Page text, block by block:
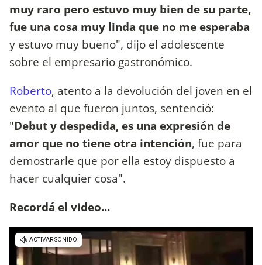
muy raro pero estuvo muy bien de su parte,
fue una cosa muy linda que no me esperaba
y estuvo muy bueno", dijo el adolescente
sobre el empresario gastronómico.
Roberto, atento a la devolución del joven en el
evento al que fueron juntos, sentenció:
"Debut y despedida, es una expresión de
amor que no tiene otra intención, fue para
demostrarle que por ella estoy dispuesto a
hacer cualquier cosa".
Recordá el video...